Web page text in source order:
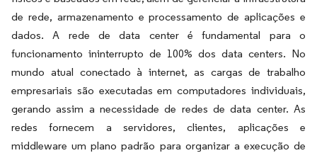
de rede, armazenamento e processamento de aplicações e
dados. A rede de data center é fundamental para o
funcionamento ininterrupto de 100% dos data centers. No
mundo atual conectado à internet, as cargas de trabalho
empresariais são executadas em computadores individuais,
gerando assim a necessidade de redes de data center. As
redes fornecem a servidores, clientes, aplicações e
middleware um plano padrão para organizar a execução de